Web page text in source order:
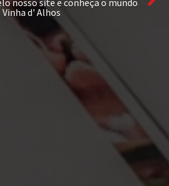
Vinha d' Alhos